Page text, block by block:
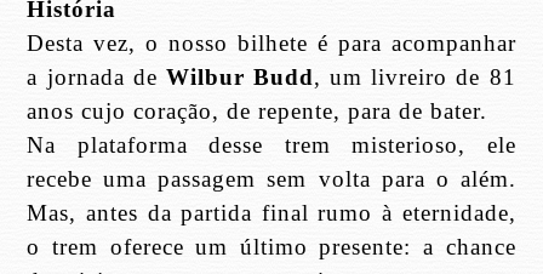
História
Desta vez, o nosso bilhete é para acompanhar
a jornada de Wilbur Budd, um livreiro de 81
anos cujo coração, de repente, para de bater.
Na plataforma desse trem misterioso, ele
recebe uma passagem sem volta para o além.
Mas, antes da partida final rumo à eternidade,
o trem oferece um último presente: a chance